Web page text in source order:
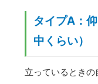
タイプA：
中くらい）
立っているとき